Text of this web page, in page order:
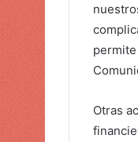
Otras